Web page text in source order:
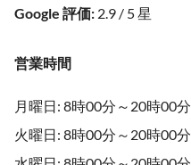
Google 評価: 2.9 / 5 星
営業時間
月曜日: 8時00分～20時00分
火曜日: 8時00分～20時00分